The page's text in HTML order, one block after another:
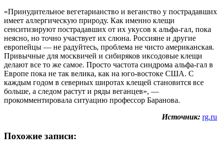
«Принудительное вегетарианство и веганство у пострадавших
имеет аллергическую природу. Как именно клещи
сенситизируют пострадавших от их укусов к альфа-гал, пока
неясно, но точно участвует их слюна. Россияне и другие
европейцы — не радуйтесь, проблема не чисто американская.
Привычные для москвичей и сибиряков иксодовые клещи
делают все то же самое. Просто частота синдрома альфа-гал в
Европе пока не так велика, как на юго-востоке США. С
каждым годом в северных широтах клещей становится все
больше, а следом растут и ряды веганцев», —
прокомментировала ситуацию профессор Баранова.
Источник: rg.ru
Похожие записи: